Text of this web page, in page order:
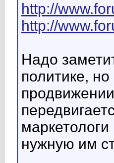
http://
http://
Надо
политике,
нужную им